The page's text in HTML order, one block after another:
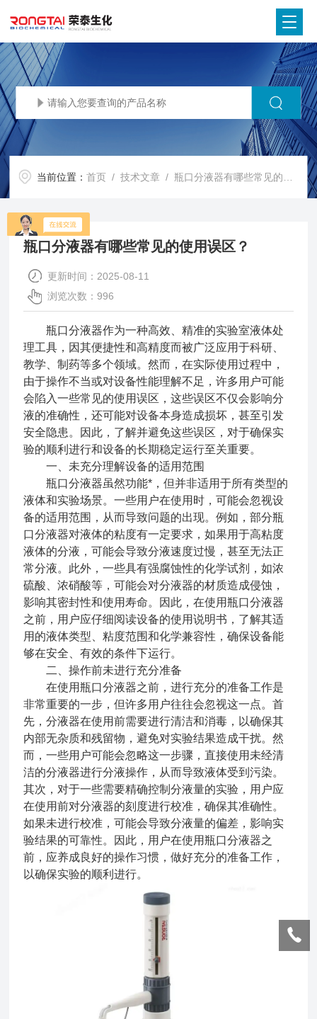
当前位置：首页 /技术文章 / 瓶口分液器有哪些常见的使用误区？
瓶口分液器有哪些常见的使用误区？
更新时间：2025-08-11
浏览次数：996
瓶口分液器作为一种高效、精准的实验室液体处
理工具，因其便捷性和高精度而被广泛应用于科研、
教学、制药等多个领域。然而，在实际使用过程中，
由于操作不当或对设备性能理解不足，许多用户可能
会陷入一些常见的使用误区，这些误区不仅会影响分
液的准确性，还可能对设备本身造成损坏，甚至引发
安全隐患。因此，了解并避免这些误区，对于确保实
验的顺利进行和设备的长期稳定运行至关重要。
一、未充分理解设备的适用范围
瓶口分液器虽然功能*，但并非适用于所有类型的
液体和实验场景。一些用户在使用时，可能会忽视设
备的适用范围，从而导致问题的出现。例如，部分瓶
口分液器对液体的粘度有一定要求，如果用于高粘度
液体的分液，可能会导致分液速度过慢，甚至无法正
常分液。此外，一些具有强腐蚀性的化学试剂，如浓
硫酸、浓硝酸等，可能会对分液器的材质造成侵蚀，
影响其密封性和使用寿命。因此，在使用瓶口分液器
之前，用户应仔细阅读设备的使用说明书，了解其适
用的液体类型、粘度范围和化学兼容性，确保设备能
够在安全、有效的条件下运行。
二、操作前未进行充分准备
在使用瓶口分液器之前，进行充分的准备工作是
非常重要的一步，但许多用户往往会忽视这一点。首
先，分液器在使用前需要进行清洁和消毒，以确保其
内部无杂质和残留物，避免对实验结果造成干扰。然
而，一些用户可能会忽略这一步骤，直接使用未经清
洁的分液器进行分液操作，从而导致液体受到污染。
其次，对于一些需要精确控制分液量的实验，用户应
在使用前对分液器的刻度进行校准，确保其准确性。
如果未进行校准，可能会导致分液量的偏差，影响实
验结果的可靠性。因此，用户在使用瓶口分液器之
前，应养成良好的操作习惯，做好充分的准备工作，
以确保实验的顺利进行。